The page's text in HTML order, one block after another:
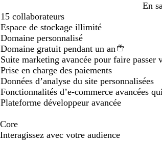
En
15 collaborateurs
Espace de stockage illimité
Domaine personnalisé
Domaine gratuit pendant un an
Suite marketing avancée pour faire passer
Prise en charge des paiements
Données d’analyse du site personnalisées
Fonctionnalités d’e-commerce avancées
Plateforme développeur avancée
Core
Interagissez avec votre audience